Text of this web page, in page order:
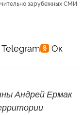
зарубежных СМИ
Андрей Ермак